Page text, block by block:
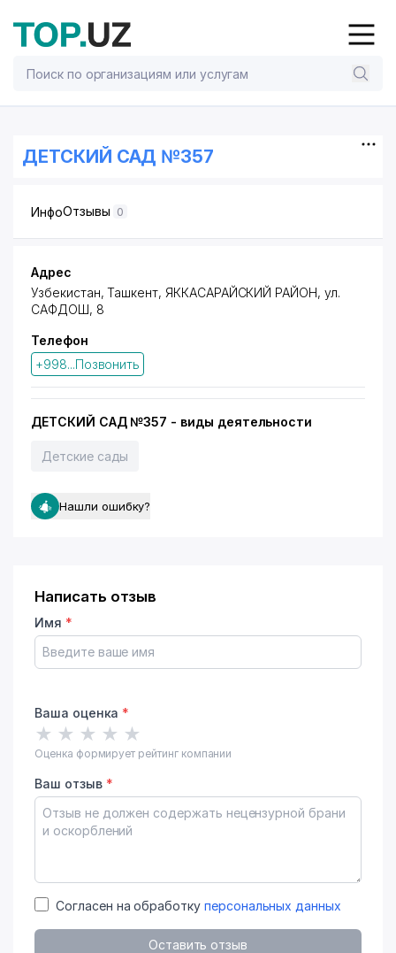
ДЕТСКИЙ САД №357
ИнфоОтзывы 0
Адрес
Узбекистан, Ташкент, ЯККАСАРАЙСКИЙ РАЙОН, ул.
САФДОШ, 8
Телефон
+998...Позвонить
ДЕТСКИЙ САД №357 - виды деятельности
Детские сады
Нашли ошибку?
Написать отзыв
Имя *
Ваша оценка *
★ ★ ★ ★ ★
Оценка формирует рейтинг компании
Ваш отзыв *
Согласен на обработку персональных данных
Оставить отзыв